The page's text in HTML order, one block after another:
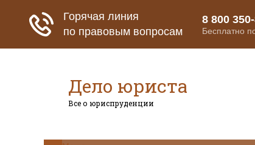
Дело юриста
Все о юриспруденции